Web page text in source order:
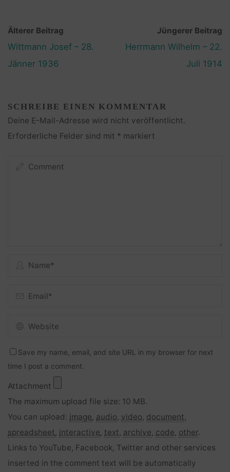
Älterer Beitrag
Wittmann Josef – 28.
Jänner 1936
Jüngerer Beitrag
Herrmann Wilhelm – 22.
Juli 1914
SCHREIBE EINEN KOMMENTAR
Deine E-Mail-Adresse wird nicht veröffentlicht.
Erforderliche Felder sind mit * markiert
Save my name, email, and site URL in my browser for next
time I post a comment.
Attachment
The maximum upload file size: 10 MB.
You can upload: image, audio, video, document,
spreadsheet, interactive, text, archive, code, other.
Links to YouTube, Facebook, Twitter and other services
inserted in the comment text will be automatically